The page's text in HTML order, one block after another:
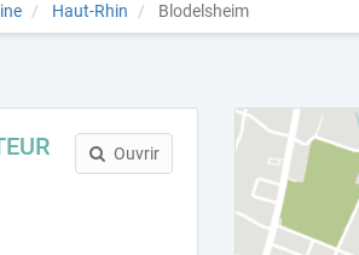
Haut-Rhin Blodelsheim
Ouvrir